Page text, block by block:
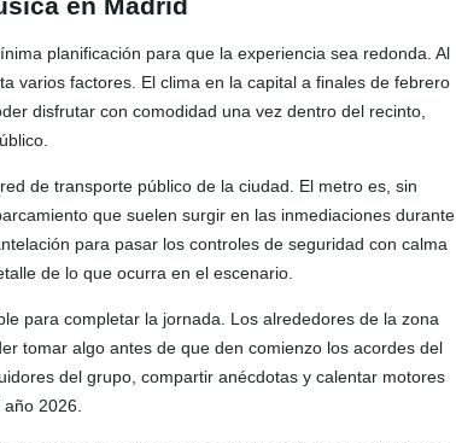
planificación para que la experiencia sea redonda. Al
varios factores. El clima en la capital a finales de febrero
disfrutar con comodidad una vez dentro del recinto,
de transporte público de la ciudad. El metro es, sin
que suelen surgir en las inmediaciones durante
para pasar los controles de seguridad con calma
de lo que ocurra en el escenario.
para completar la jornada. Los alrededores de la zona
tomar algo antes de que den comienzo los acordes del
del grupo, compartir anécdotas y calentar motores
2026.